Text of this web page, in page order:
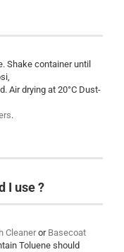
Shake container until
Air drying at 20°C Dust-
.
I use ?
Cleaneror Basecoat
Toluene should